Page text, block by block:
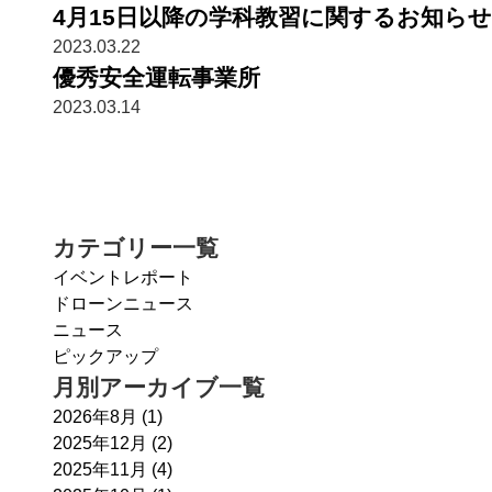
4月15日以降の学科教習に関するお知らせ
2023.03.22
優秀安全運転事業所
2023.03.14
カテゴリー一覧
イベントレポート
ドローンニュース
ニュース
ピックアップ
月別アーカイブ一覧
2026年8月 (1)
2025年12月 (2)
2025年11月 (4)